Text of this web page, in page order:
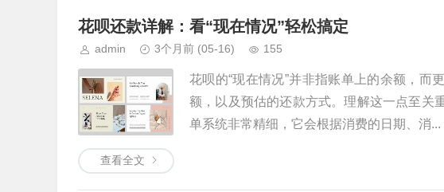
花呗还款详解：看“现在情况”轻松搞定
admin 3个月前 (05-16) 155
花呗的“现在情况”并非指账单上的余额，而
额，以及预估的还款方式。理解这一点至关
单系统非常精细，它会根据消费的日期、消...
查看全文